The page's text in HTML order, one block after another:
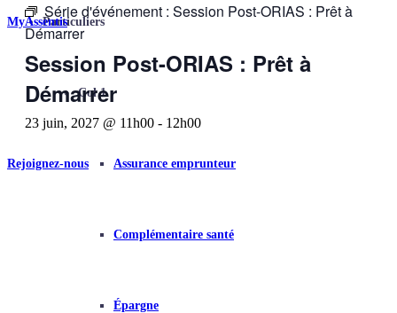
Particuliers
Col 1
Assurance emprunteur
Complémentaire santé
Épargne
MyAssentis
Rejoignez-nous
Série d'événement : Session Post-ORIAS : Prêt à
Démarrer
Session Post-ORIAS : Prêt à
Démarrer
23 juin, 2027 @ 11h00 - 12h00